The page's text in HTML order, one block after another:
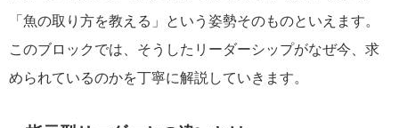
「魚の取り方を教える」という姿勢そのものといえます。
このブロックでは、そうしたリーダーシップがなぜ今、求
められているのかを丁寧に解説していきます。